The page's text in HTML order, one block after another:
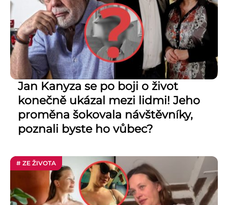
Jan Kanyza se po boji o život
konečně ukázal mezi lidmi! Jeho
proměna šokovala návštěvníky,
poznali byste ho vůbec?
# ZE ŽIVOTA